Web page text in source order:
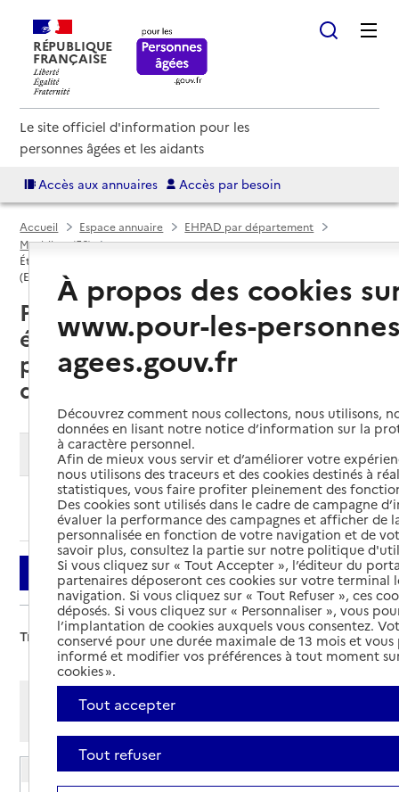
RÉPUBLIQUE
FRANÇAISE
Le site officiel d'information pour les
personnes âgées et les aidants
Accès aux annuaires Accès par besoin
Accueil Espace annuaire
EHPAD par département
Morbihan (56)
Établissement d'hébergement pour personnes âgées dépendantes
(EHPAD)
Ploërmel (56800) : liste des 3
établissements d'hébergement
pour personnes âgées
dépendantes (EHPAD)
Modifier ma recherche
Ajouter cette recherche aux favoris
Filtrer
Trier par :
Afficher les résultats par:
Mode liste
Mode carte
EHPAD Résidence Saint-Antoine
À propos des cookies
www.pour-les-
agees.gouv.fr
Découvrez comment nous collectons, nous utilisons,
données en lisant notre notice d’information sur la
à caractère personnel.
Afin de mieux vous servir et d’améliorer votre
nous utilisons des traceurs et des cookies destinés à
statistiques, vous faire profiter pleinement des
Des cookies sont utilisés dans le cadre de campagne
évaluer la performance des campagnes et afficher de
personnalisée en fonction de votre navigation et de
savoir plus, consultez la partie sur notre politique
Si vous cliquez sur « Tout Accepter », l’éditeur du
partenaires déposeront ces cookies sur votre terminal
navigation. Si vous cliquez sur « Tout Refuser », ces
déposés. Si vous cliquez sur « Personnaliser », vous
l’implantation de cookies auxquels vous consentez.
conservé pour une durée maximale de 13 mois et
informé et modifier vos préférences à tout moment
cookies ».
Tout accepter
Tout refuser